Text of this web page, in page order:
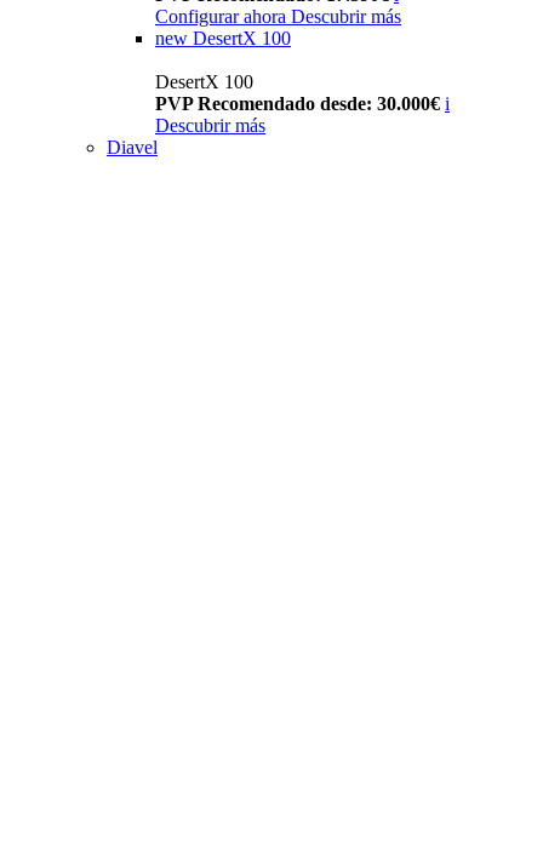
Configurar ahora Descubrir más
new DesertX 100
DesertX 100
PVP Recomendado desde: 30.000€ i
Descubrir más
Diavel